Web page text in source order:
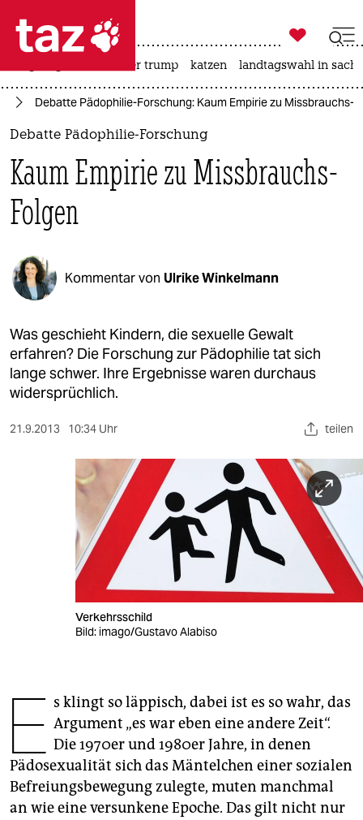
 taz zahl ich
taz zahl ich
politik
öko
gesellschaft
kultur
sport
berlin
nord
wahrheit
veranstaltungen
fragen & hilfe
unterstützen
genossenschaft
epaper login

taz zahl ich
usa unter trump katzen landtagswahl in
Debatte Pädophilie-Forschung: Kaum Empirie zu Missbrauchs-
Debatte Pädophilie-Forschung
Kaum Empirie zu Missbrauchs-
Folgen
Kommentar von Ulrike Winkelmann
Was geschieht Kindern, die sexuelle Gewalt
erfahren? Die Forschung zur Pädophilie tat sich
lange schwer. Ihre Ergebnisse waren durchaus
widersprüchlich.
21.9.2013 10:34 Uhr teilen
Verkehrsschild
Bild: imago/Gustavo Alabiso
E s klingt so läppisch, dabei ist es so wahr, das
Argument „es war eben eine andere Zeit“.
Die 1970er und 1980er Jahre, in denen
Pädosexualität sich das Mäntelchen einer sozialen
Befreiungsbewegung zulegte, muten manchmal
an wie eine versunkene Epoche. Das gilt nicht nur